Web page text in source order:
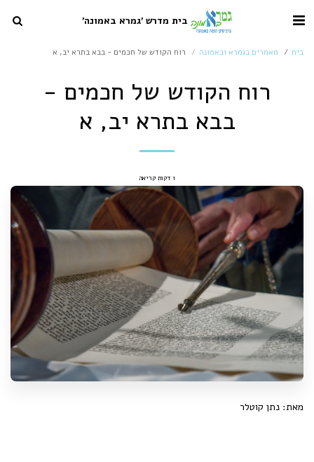
בית מדרש 'גמרא באמונה'
בית מאמרים בגמרא ובאמונה רוח הקודש של חכמים - בבא בתרא יב, א
רוח הקודש של חכמים -
בבא בתרא יב, א
1 דקות קריאה
מאת: נתן קוטלר